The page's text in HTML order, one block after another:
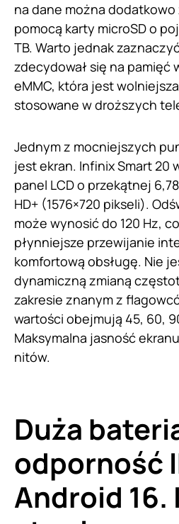
na dane można dodatkowo
pomocą karty microSD o
TB. Warto jednak
zdecydował się na
eMMC, która jest
stosowane w droższych
Jednym z mocniejszych
jest ekran. Infinix Smart 20
panel LCD o przekątnej
HD+ (1576×720 pikseli).
może wynosić do 120 Hz,
płynniejsze przewijanie
komfortową obsługę. Nie
dynamiczną zmianą
zakresie znanym z
wartości obejmują 45, 60,
Maksymalna jasność
nitów.
Duża
odporność
Android